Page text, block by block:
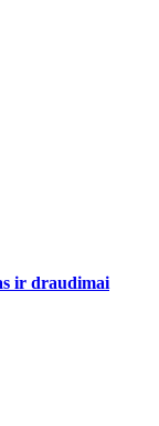
ir draudimai